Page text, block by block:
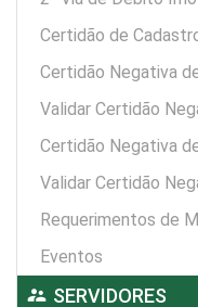
Certidão de
Certidão Negativa
Validar Certidão
Certidão Negativa
Validar Certidão
Requerimentos de
Eventos
supervisor_account SERVIDORES